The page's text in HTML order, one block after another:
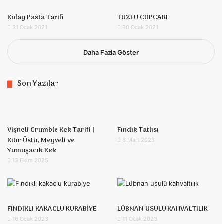
Kolay Pasta Tarifi
31 Ocak 2021
TUZLU CUPCAKE
30 Ocak 2021
Daha Fazla Göster
Son Yazılar
Vişneli Crumble Kek Tarifi |
Kıtır Üstü, Meyveli ve
Yumuşacık Kek
13 Ekim 2025
Fındık Tatlısı
8 Mart 2023
FINDIKLI KAKAOLU KURABİYE
16 Ocak 2023
LÜBNAN USULU KAHVALTILIK
11 Ocak 2023